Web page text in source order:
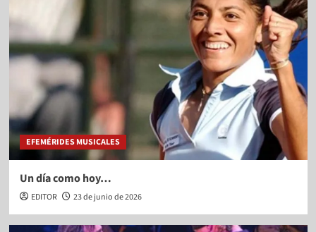
EFEMÉRIDES MUSICALES
Un día como hoy…
EDITOR 23 de junio de 2026